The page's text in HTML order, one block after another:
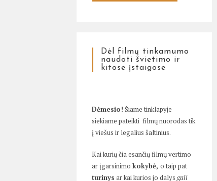
Dėl filmų tinkamumo
naudoti švietimo ir
kitose įstaigose
Dėmesio! Šiame tinklapyje
siekiame pateikti filmų nuorodas tik
į viešus ir legalius šaltinius.
Kai kurių čia esančių filmų vertimo
ar įgarsinimokokybė,o taip pat
turinys ar kai kurios jo dalysgali